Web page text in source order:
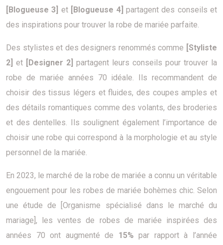
[Blogueuse 3] et [Blogueuse 4] partagent des conseils et
des inspirations pour trouver la robe de mariée parfaite.
Des stylistes et des designers renommés comme [Styliste
2] et [Designer 2] partagent leurs conseils pour trouver la
robe de mariée années 70 idéale. Ils recommandent de
choisir des tissus légers et fluides, des coupes amples et
des détails romantiques comme des volants, des broderies
et des dentelles. Ils soulignent également l’importance de
choisir une robe qui correspond à la morphologie et au style
personnel de la mariée.
En 2023, le marché de la robe de mariée a connu un véritable
engouement pour les robes de mariée bohèmes chic. Selon
une étude de [Organisme spécialisé dans le marché du
mariage], les ventes de robes de mariée inspirées des
années 70 ont augmenté de 15%par rapport à l’année